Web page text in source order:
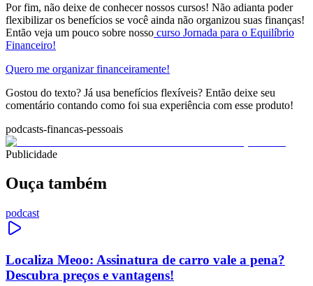
Por fim, não deixe de conhecer nossos cursos! Não adianta poder
flexibilizar os benefícios se você ainda não organizou suas finanças!
Então veja um pouco sobre nosso curso Jornada para o Equilíbrio
Financeiro!
Quero me organizar financeiramente!
Gostou do texto? Já usa benefícios flexíveis? Então deixe seu
comentário contando como foi sua experiência com esse produto!
podcasts-financas-pessoais
Publicidade
Ouça também
podcast
Localiza Meoo: Assinatura de carro vale a pena?
Descubra preços e vantagens!